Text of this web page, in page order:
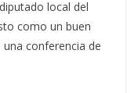
local del
como un buen
una conferencia de